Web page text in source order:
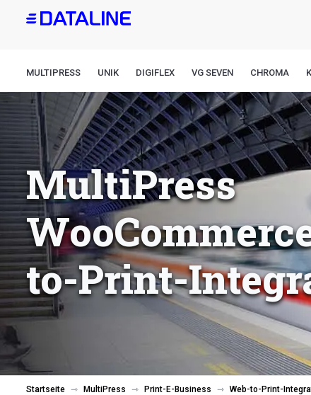
MULTIPRESS UNIK DIGIFLEX VG SEVEN CHROMA
MultiPress
to-Print-
Startseite MultiPress Print-E-Business Web-to-Print-